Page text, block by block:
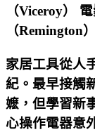
（Viceroy）
（Remington
家居工具從人
紀。最早接觸
嬷，但學習新
心操作電器意